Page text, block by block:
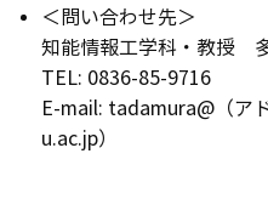
＜問い合わせ先＞
知能情報工学科・教授
TEL: 0836-85-9716
E-mail: tadamura@（ア
u.ac.jp）